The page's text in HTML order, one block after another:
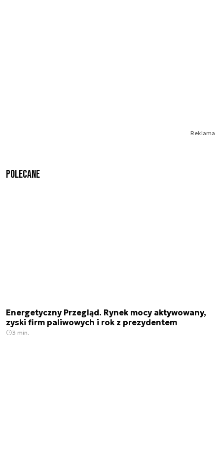
Reklama
Polecane
Energetyczny Przegląd. Rynek mocy aktywowany,
zyski firm paliwowych i rok z prezydentem
3 min.